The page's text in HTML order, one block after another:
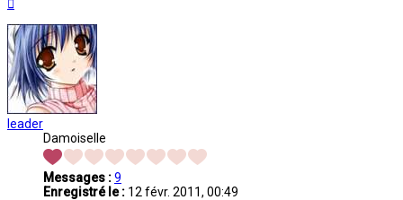
leader
Damoiselle
Messages :9
Enregistré le : 12 févr. 2011, 00:49